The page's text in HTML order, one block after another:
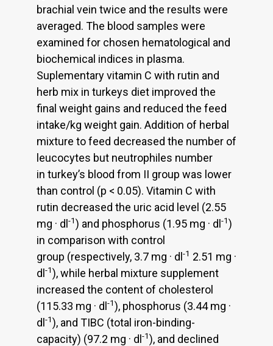
brachial vein twice and the results were
averaged. The blood samples were
examined for chosen hematological and
biochemical indices in plasma.
Suplementary vitamin C with rutin and
herb mix in turkeys diet improved the
final weight gains and reduced the feed
intake/kg weight gain. Addition of herbal
mixture to feed decreased the number of
leucocytes but neutrophiles number
in turkey’s blood from II group was lower
than control (p < 0.05). Vitamin C with
rutin decreased the uric acid level (2.55
mg · dl-1) and phosphorus (1.95 mg · dl-1)
in comparison with control
group (respectively, 3.7 mg · dl-1 2.51 mg ·
dl-1), while herbal mixture supplement
increased the content of cholesterol
(115.33 mg · dl-1), phosphorus (3.44 mg ·
dl-1), and TIBC (total iron-binding-
capacity) (97.2 mg · dl-1), and declined